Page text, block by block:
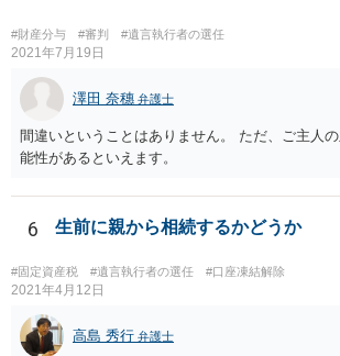
で、対応しましょう。 そのあとは遺留分の請求な
対応となるでしょう。
#財産分与 #審判 #遺言執行者の選任
2021年7月19日
澤田 奈穗 弁護士
間違いということはありません。 ただ、ご主人
能性があるといえます。
6 生前に親から相続するかどうか
#固定資産税 #遺言執行者の選任 #口座凍結解除
2021年4月12日
高島 秀行 弁護士